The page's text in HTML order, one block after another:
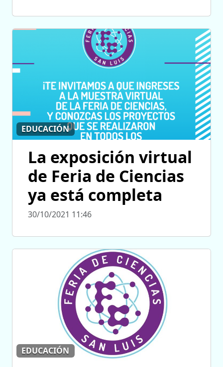
EDUCACIÓN
La exposición virtual
de Feria de Ciencias
ya está completa
30/10/2021 11:46
EDUCACIÓN